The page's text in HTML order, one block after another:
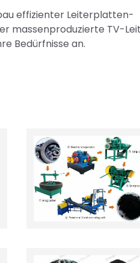
effizienter Leiterplatten-
massenproduzierte TV-
Bedürfnisse an.